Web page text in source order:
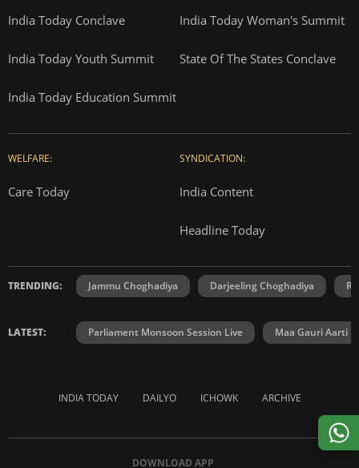
India Today Conclave India Today Woman's Summit
India Today Youth Summit State Of The States Conclave
India Today Education Summit
WELFARE:
Care Today
SYNDICATION:
India Content
Headline Today
TRENDING: Jammu Choghadiya Darjeeling Choghadiya
LATEST: Parliament Monsoon Session Live Maa Gauri Aarti
INDIA TODAY DAILYO ICHOWK ARCHIVE
DOWNLOAD APP